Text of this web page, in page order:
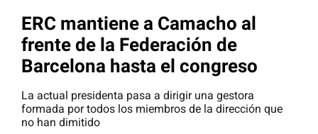
ERC mantiene a Camacho al
frente de la Federación de
Barcelona hasta el congreso
La actual presidenta pasa a dirigir una gestora
formada por todos los miembros de la dirección que
no han dimitido